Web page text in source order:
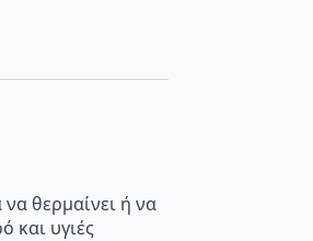
θερμαίνει ή να
και υγιές